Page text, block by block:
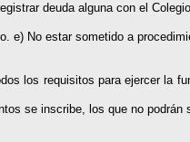
deuda alguna con el
e) No estar sometido a
los requisitos para ejercer la
se inscribe, los que no